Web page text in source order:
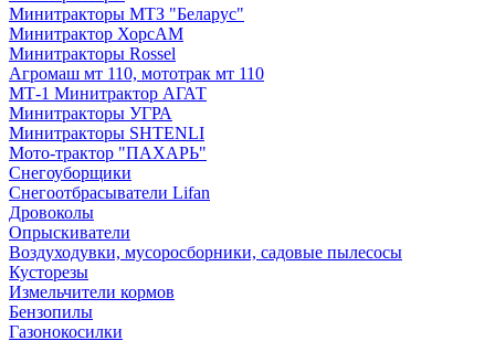
Минитракторы МТЗ "Беларус"
Минитрактор ХорсАМ
Минитракторы Rossel
Агромаш мт 110, мототрак мт 110
МТ-1 Минитрактор АГАТ
Минитракторы УГРА
Минитракторы SHTENLI
Мото-трактор "ПАХАРЬ"
Снегоуборщики
Снегоотбрасыватели Lifan
Дровоколы
Опрыскиватели
Воздуходувки, мусоросборники, cадовые пылесосы
Кусторезы
Измельчители кормов
Бензопилы
Газонокосилки